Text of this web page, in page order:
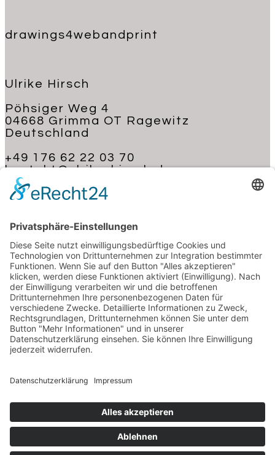
drawings4webandprint
Ulrike Hirsch
Pöhsiger Weg 4
04668 Grimma OT Ragewitz
Deutschland
+49 176 62 22 03 70
kontakt@ulrike-hirsch.de
Impressum
Datenschutz
AGB
Folgen
Folgen
Copyright © 2026 All rights